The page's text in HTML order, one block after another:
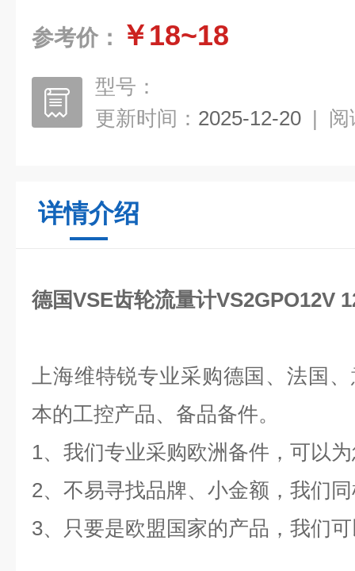
参考价： ￥18~18
型号：
更新时间： 2025-12-20 | 阅
详情介绍
德国VSE齿轮流量计VS2GPO12V
上海维特锐专业采购德国、法国
本的工控产品、备品备件。
1、我们专业采购欧洲备件，可以
2、不易寻找品牌、小金额，我们
3、只要是欧盟国家的产品，我们